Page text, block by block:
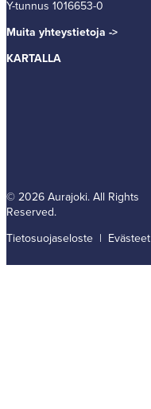
Y-tunnus 1016653-0
Muita yhteystietoja ->
KARTALLA
© 2026 Aurajoki. All Rights
Reserved.
Tietosuojaseloste | Evästeet